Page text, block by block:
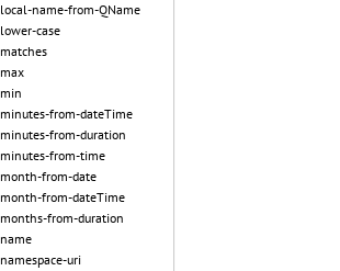
local-name-from-QName
lower-case
matches
max
min
minutes-from-dateTime
minutes-from-duration
minutes-from-time
month-from-date
month-from-dateTime
months-from-duration
name
namespace-uri